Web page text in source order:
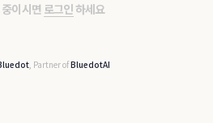
이시면 로그인 하세요
, Partner ofBluedotAI